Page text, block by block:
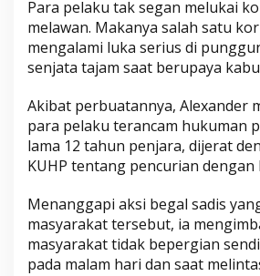
Para pelaku tak segan melukai
melawan. Makanya salah satu
mengalami luka serius di
senjata tajam saat berupaya
Akibat perbuatannya, Alexander
para pelaku terancam hukuman
lama 12 tahun penjara, dijerat
KUHP tentang pencurian dengan
Menanggapi aksi begal sadis
masyarakat tersebut, ia
masyarakat tidak bepergian
pada malam hari dan saat